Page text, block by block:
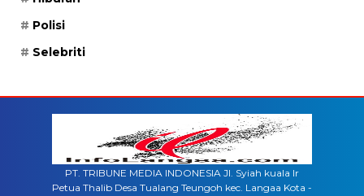
Polisi
Selebriti
PT. TRIBUNE MEDIA INDONESIA Jl. Syiah kuala lr
Petua Thalib Desa Tualang Teungoh kec. Langaa Kota -